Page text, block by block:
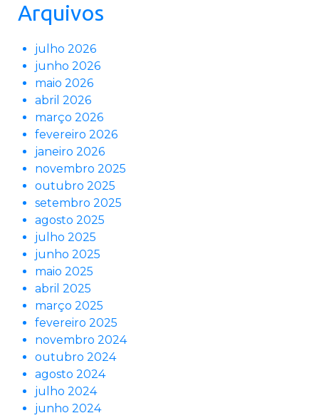
Arquivos
julho 2026
junho 2026
maio 2026
abril 2026
março 2026
fevereiro 2026
janeiro 2026
novembro 2025
outubro 2025
setembro 2025
agosto 2025
julho 2025
junho 2025
maio 2025
abril 2025
março 2025
fevereiro 2025
novembro 2024
outubro 2024
agosto 2024
julho 2024
junho 2024